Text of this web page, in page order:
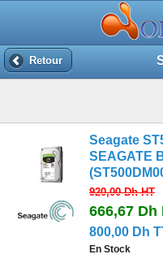
Retour
Seagate
SEAGATE
920,00 DhHT
666,67 Dh
800,00 Dh
En Stock